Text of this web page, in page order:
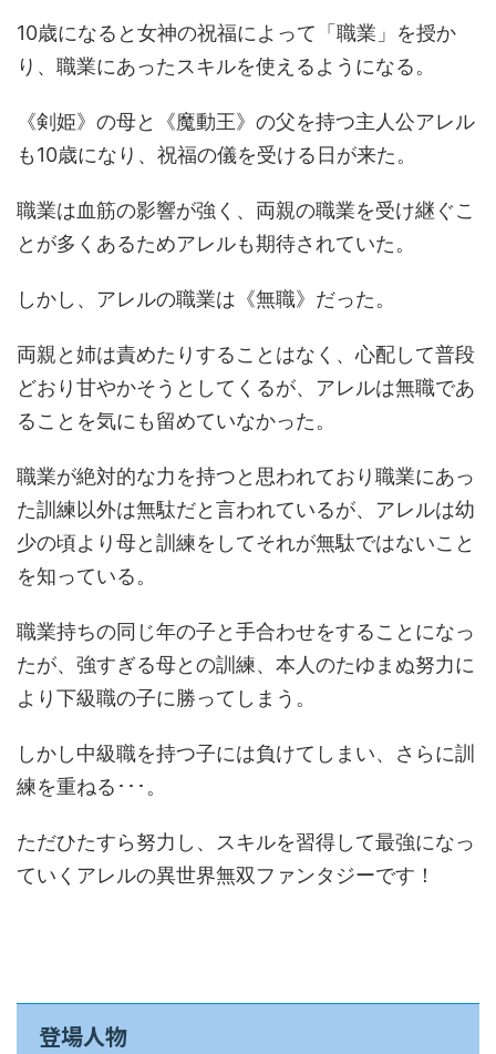
10歳になると女神の祝福によって「職業」を授か
り、職業にあったスキルを使えるようになる。
《剣姫》の母と《魔動王》の父を持つ主人公アレル
も10歳になり、祝福の儀を受ける日が来た。
職業は血筋の影響が強く、両親の職業を受け継ぐこ
とが多くあるためアレルも期待されていた。
しかし、アレルの職業は《無職》だった。
両親と姉は責めたりすることはなく、心配して普段
どおり甘やかそうとしてくるが、アレルは無職であ
ることを気にも留めていなかった。
職業が絶対的な力を持つと思われており職業にあっ
た訓練以外は無駄だと言われているが、アレルは幼
少の頃より母と訓練をしてそれが無駄ではないこと
を知っている。
職業持ちの同じ年の子と手合わせをすることになっ
たが、強すぎる母との訓練、本人のたゆまぬ努力に
より下級職の子に勝ってしまう。
しかし中級職を持つ子には負けてしまい、さらに訓
練を重ねる･･･。
ただひたすら努力し、スキルを習得して最強になっ
ていくアレルの異世界無双ファンタジーです！
登場人物